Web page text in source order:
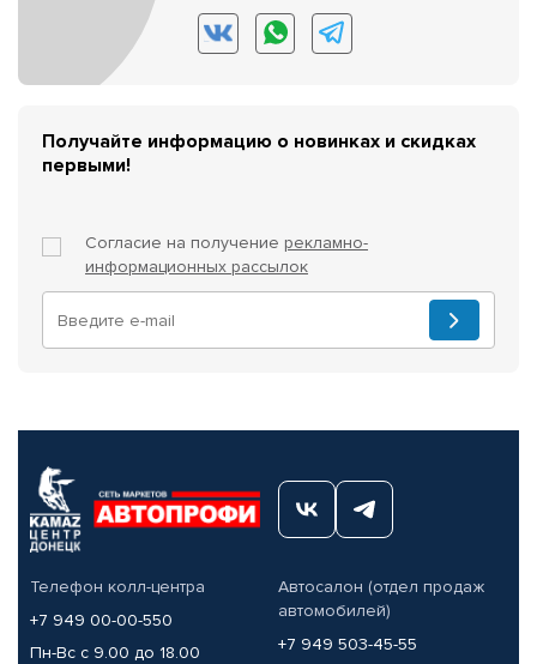
Получайте информацию о новинках и скидках
первыми!
Согласие на получение рекламно-
информационных рассылок
Телефон колл-центра
+7 949 00-00-550
Пн-Вс с 9.00 до 18.00
Автосалон (отдел продаж
автомобилей)
+7 949 503-45-55